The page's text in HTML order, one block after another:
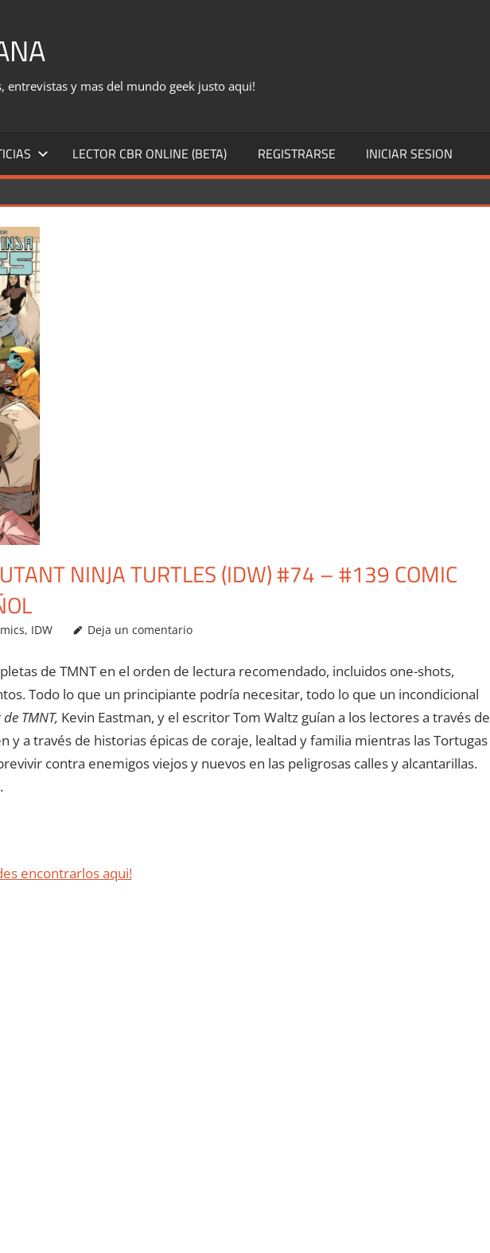
entrevistas y mas del mundo geek justo aqui!
LECTOR CBR ONLINE (BETA) REGISTRARSE INICIAR SESION
NINJA TURTLES (IDW) #74 – #139 COMIC
Banana
, IDW Deja un comentario
de TMNT en el orden de lectura recomendado, incluidos one-shots,
Todo lo que un principiante podría necesitar, todo lo que un incondicional
TMNT, Kevin Eastman, y el escritor Tom Waltz guían a los lectores a través de
y a través de historias épicas de coraje, lealtad y familia mientras las Tortugas
contra enemigos viejos y nuevos en las peligrosas calles y alcantarillas.
encontrarlos aqui!